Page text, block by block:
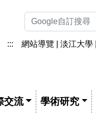
::: 網站導覽 淡江大學
交流 學術研究